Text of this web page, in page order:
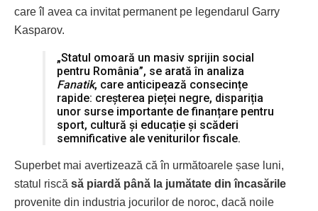
care îl avea ca invitat permanent pe legendarul Garry
Kasparov.
„Statul omoară un masiv sprijin social
pentru România”, se arată în analiza
Fanatik, care anticipează consecințe
rapide: creșterea pieței negre, dispariția
unor surse importante de finanțare pentru
sport, cultură și educație și scăderi
semnificative ale veniturilor fiscale.
Superbet mai avertizează că în următoarele șase luni,
statul riscă să piardă până la jumătate din încasările
provenite din industria jocurilor de noroc, dacă noile